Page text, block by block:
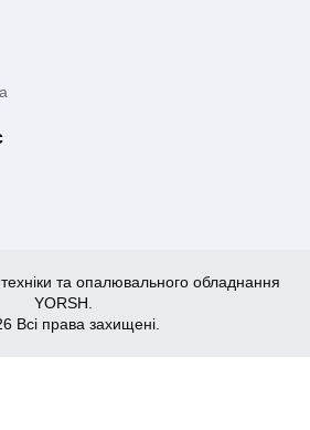
та опалювального обладнання
YORSH.
Всі права захищені.